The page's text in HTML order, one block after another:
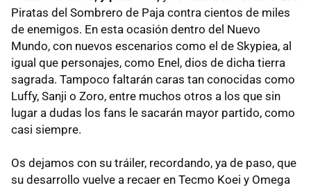
Piratas del Sombrero de Paja contra cientos de miles
de enemigos. En esta ocasión dentro del Nuevo
Mundo, con nuevos escenarios como el de Skypiea, al
igual que personajes, como Enel, dios de dicha tierra
sagrada. Tampoco faltarán caras tan conocidas como
Luffy, Sanji o Zoro, entre muchos otros a los que sin
lugar a dudas los fans le sacarán mayor partido, como
casi siempre.
Os dejamos con su tráiler, recordando, ya de paso, que
su desarrollo vuelve a recaer en Tecmo Koei y Omega